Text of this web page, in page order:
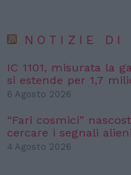
NOTIZIE DI
IC 1101, misurata la
si estende per 1,7
6 Agosto 2026
“Fari cosmici”
cercare i segnali
4 Agosto 2026